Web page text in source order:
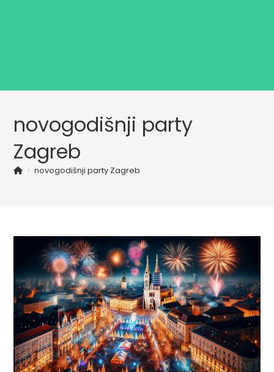
novogodišnji party
Zagreb
> novogodišnji party Zagreb